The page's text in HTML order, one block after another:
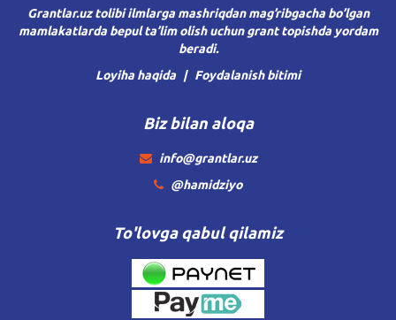
Grantlar.uz tolibi ilmlarga mashriqdan mag’ribgacha bo’lgan
mamlakatlarda bepul ta’lim olish uchun grant topishda yordam
beradi.
Loyiha haqida
Foydalanish bitimi
Biz bilan aloqa
info@grantlar.uz
@hamidziyo
To'lovga qabul qilamiz